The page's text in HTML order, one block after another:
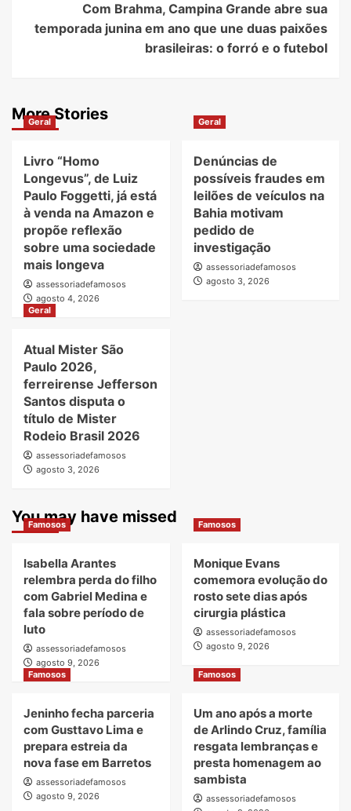
Com Brahma, Campina Grande abre sua
temporada junina em ano que une duas paixões
brasileiras: o forró e o futebol
More Stories
Geral
Livro “Homo
Longevus”, de Luiz
Paulo Foggetti, já está
à venda na Amazon e
propõe reflexão
sobre uma sociedade
mais longeva
assessoriadefamosos
agosto 4, 2026
Geral
Denúncias de
possíveis fraudes em
leilões de veículos na
Bahia motivam
pedido de
investigação
assessoriadefamosos
agosto 3, 2026
Geral
Atual Mister São
Paulo 2026,
ferreirense Jefferson
Santos disputa o
título de Mister
Rodeio Brasil 2026
assessoriadefamosos
agosto 3, 2026
You may have missed
Famosos
Isabella Arantes
relembra perda do filho
com Gabriel Medina e
fala sobre período de
luto
assessoriadefamosos
agosto 9, 2026
Famosos
Monique Evans
comemora evolução do
rosto sete dias após
cirurgia plástica
assessoriadefamosos
agosto 9, 2026
Famosos
Jeninho fecha parceria
com Gusttavo Lima e
prepara estreia da
nova fase em Barretos
assessoriadefamosos
agosto 9, 2026
Famosos
Um ano após a morte
de Arlindo Cruz, família
resgata lembranças e
presta homenagem ao
sambista
assessoriadefamosos